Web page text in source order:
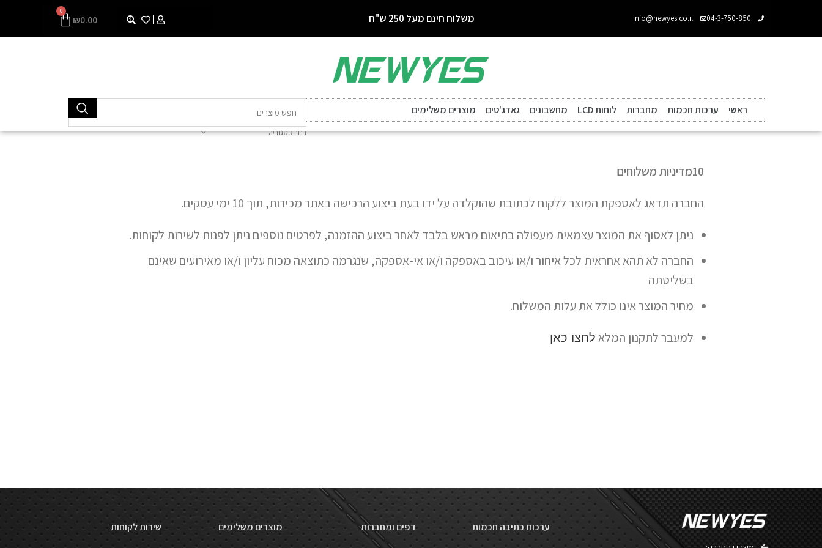
04-3-750-850
info@newyes.co.il משלוח חינם מעל 250 ש"ח ₪0.00
0
ראשי ערכות חכמות מחברות לוחות LCD מחשבונים גאדג'טים מוצרים משלימים
בחר קטגוריה
10מדיניות משלוחים
החברה תדאג לאספקת המוצר ללקוח לכתובת שהוקלדה על ידו בעת ביצוע הרכישה באתר מכירות, תוך 10 ימי עסקים.
ניתן לאסוף את המוצר עצמאית מעפולה בתיאום מראש בלבד לאחר ביצוע ההזמנה, לפרטים נוספים ניתן לפנות לשירות לקוחות.
החברה לא תהא אחראית לכל איחור ו/או עיכוב באספקה ו/או אי-אספקה, שנגרמה כתוצאה מכוח עליון ו/או מאירועים שאינם
בשליטתה
מחיר המוצר אינו כולל את עלות המשלוח.
למעבר לתקנון המלא לחצו כאן
ערכות כתיבה חכמות דפים ומחברות מוצרים משלימים שירות לקוחות